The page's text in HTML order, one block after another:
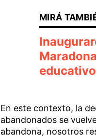
educativo
En este contexto, la
abandonados se
abandona, nosotros